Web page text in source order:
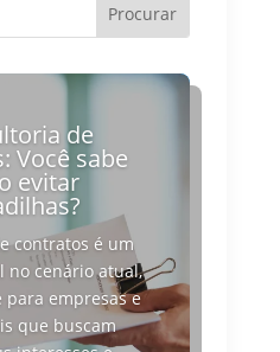
de
Você sabe
evitar
contratos é um
no cenário atual,
para empresas e
que buscam